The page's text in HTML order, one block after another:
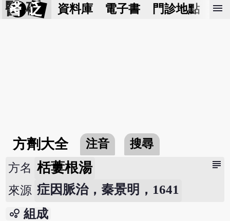
醫 砭 資料庫 電子書 門診地點 預
menu
方劑大全 注音 搜尋
subject
方名 栝蔞根湯
來源 症因脈治，秦景明，1641
bubble_chart 組成